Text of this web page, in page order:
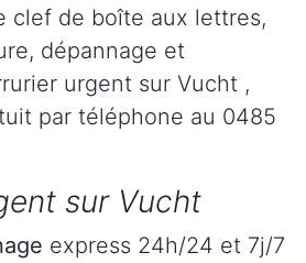
clef de boîte aux lettres,
dépannage et
urgent sur Vucht ,
par téléphone au 0485
sur Vucht
express 24h/24 et 7j/7